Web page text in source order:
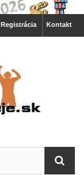
Kontakt
Registrácia